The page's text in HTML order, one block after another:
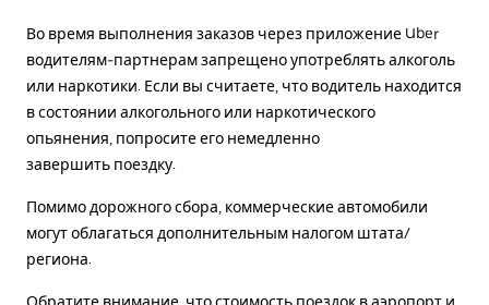
Во время выполнения заказов через приложение Uber
водителям-партнерам запрещено употреблять алкоголь
или наркотики. Если вы считаете, что водитель находится
в состоянии алкогольного или наркотического
опьянения, попросите его немедленно
завершить поездку.
Помимо дорожного сбора, коммерческие автомобили
могут облагаться дополнительным налогом штата/
региона.